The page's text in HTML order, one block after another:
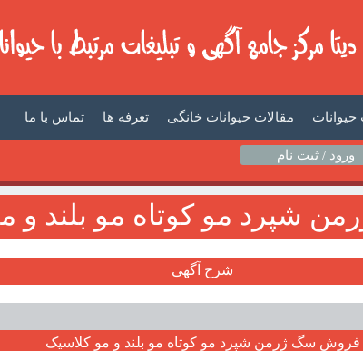
تماس با ما تعرفه ها مقالات حیوانات خانگی
ورود / ثبت نام
شپرد مو کوتاه مو بلند و
شرح آگهی
فروش سگ ژرمن شپرد مو کوتاه مو بلند و مو کلاسيک